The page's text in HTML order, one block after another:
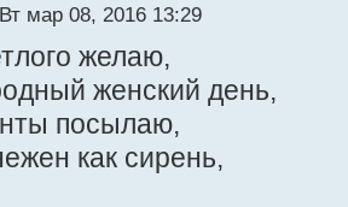
мар 08, 2016 13:29
желаю,
женский день,
посылаю,
как сирень,